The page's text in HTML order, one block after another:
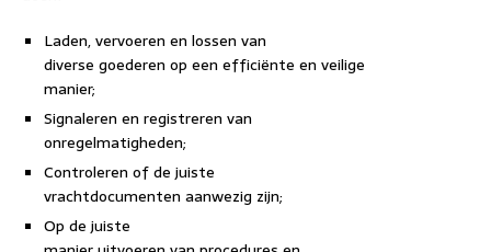
Laden, vervoeren en lossen van
diverse goederen op een efficiënte en veilige
manier;
Signaleren en registreren van
onregelmatigheden;
Controleren of de juiste
vrachtdocumenten aanwezig zijn;
Op de juiste